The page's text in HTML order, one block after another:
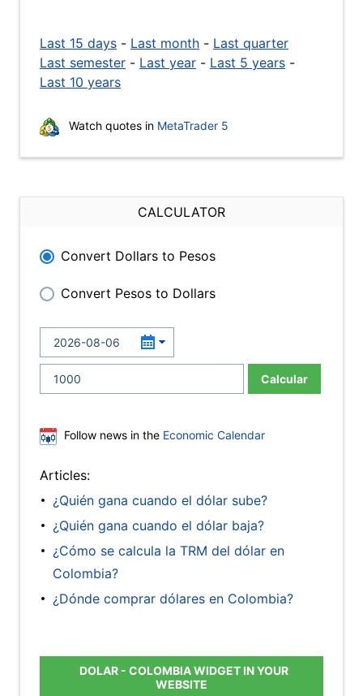
Last 15 days - Last month - Last quarter
Last semester - Last year - Last 5 years -
Last 10 years
Watch quotes in MetaTrader 5
CALCULATOR
Convert Dollars to Pesos
Convert Pesos to Dollars
Calcular
Follow news in the Economic Calendar
Articles:
¿Quién gana cuando el dólar sube?
¿Quién gana cuando el dólar baja?
¿Cómo se calcula la TRM del dólar en
Colombia?
¿Dónde comprar dólares en Colombia?
DOLAR - COLOMBIA WIDGET IN YOUR
WEBSITE